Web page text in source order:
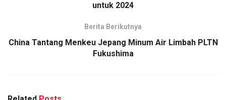
untuk 2024
Berita Berikutnya
China Tantang Menkeu Jepang Minum Air Limbah PLTN
Fukushima